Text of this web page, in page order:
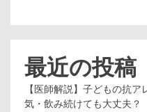
最近の投稿
【医師解説】子どもの抗
気・飲み続けても大丈夫